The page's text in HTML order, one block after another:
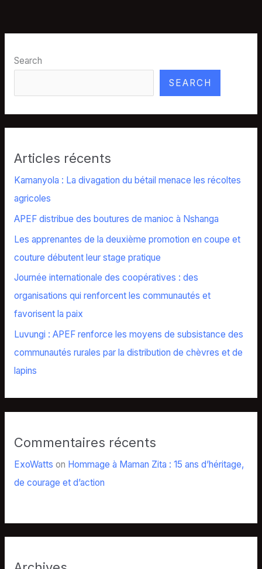
Search
SEARCH
Articles récents
Kamanyola : La divagation du bétail menace les récoltes
agricoles
APEF distribue des boutures de manioc à Nshanga
Les apprenantes de la deuxième promotion en coupe et
couture débutent leur stage pratique
Journée internationale des coopératives : des
organisations qui renforcent les communautés et
favorisent la paix
Luvungi : APEF renforce les moyens de subsistance des
communautés rurales par la distribution de chèvres et de
lapins
Commentaires récents
ExoWatts on Hommage à Maman Zita : 15 ans d’héritage,
de courage et d’action